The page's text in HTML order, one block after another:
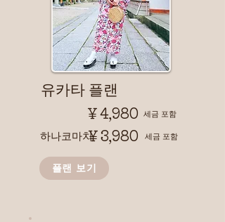
​유카타 플랜
￥4,980 ​세금 포함
하나코마치￥3,980 ​세금 포함
플랜 보기